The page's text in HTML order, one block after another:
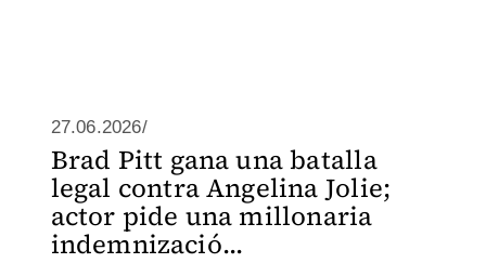
27.06.2026/
Brad Pitt gana una batalla
legal contra Angelina Jolie;
actor pide una millonaria
indemnizació...